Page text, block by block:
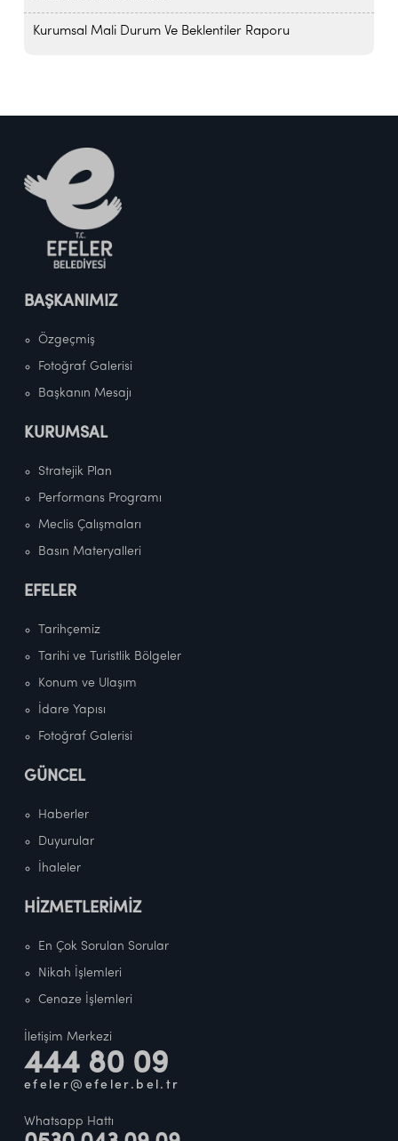
Kurumsal Mali Durum Ve Beklentiler Raporu
BAŞKANIMIZ
Özgeçmiş
Fotoğraf Galerisi
Başkanın Mesajı
KURUMSAL
Stratejik Plan
Performans Programı
Meclis Çalışmaları
Basın Materyalleri
EFELER
Tarihçemiz
Tarihi ve Turistlik Bölgeler
Konum ve Ulaşım
İdare Yapısı
Fotoğraf Galerisi
GÜNCEL
Haberler
Duyurular
İhaleler
HİZMETLERİMİZ
En Çok Sorulan Sorular
Nikah İşlemleri
Cenaze İşlemleri
İletişim Merkezi
444 80 09
efeler@efeler.bel.tr
Whatsapp Hattı